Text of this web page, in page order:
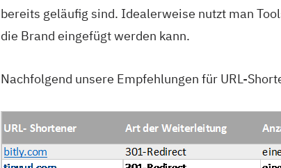
bereits geläufig sind. Idealerweise nutzt man
die Brand eingefügt werden kann.
Nachfolgend unsere Empfehlungen für URL-